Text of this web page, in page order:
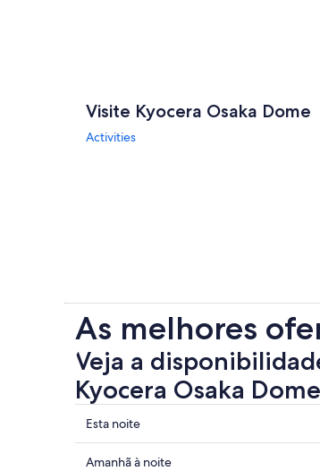
Visite Kyocera Osaka Dome
Activities
As melhores
Veja a
Kyocera Osaka Dome
Mostrar
preços
perto
Esta noite
Mostrar
Amanhã à noite